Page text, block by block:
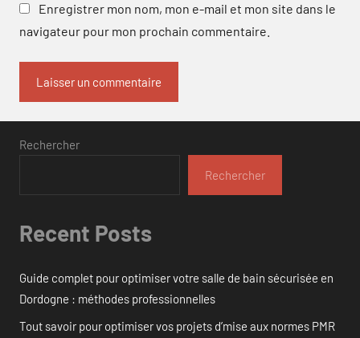
Enregistrer mon nom, mon e-mail et mon site dans le
navigateur pour mon prochain commentaire.
Rechercher
Rechercher
Recent Posts
Guide complet pour optimiser votre salle de bain sécurisée en
Dordogne : méthodes professionnelles
Tout savoir pour optimiser vos projets d’mise aux normes PMR